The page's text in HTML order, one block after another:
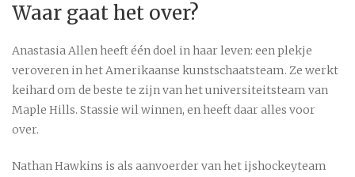
Waar gaat het over?
Anastasia Allen heeft één doel in haar leven: een plekje
veroveren in het Amerikaanse kunstschaatsteam. Ze werkt
keihard om de beste te zijn van het universiteitsteam van
Maple Hills. Stassie wil winnen, en heeft daar alles voor
over.
Nathan Hawkins is als aanvoerder van het ijshockeyteam